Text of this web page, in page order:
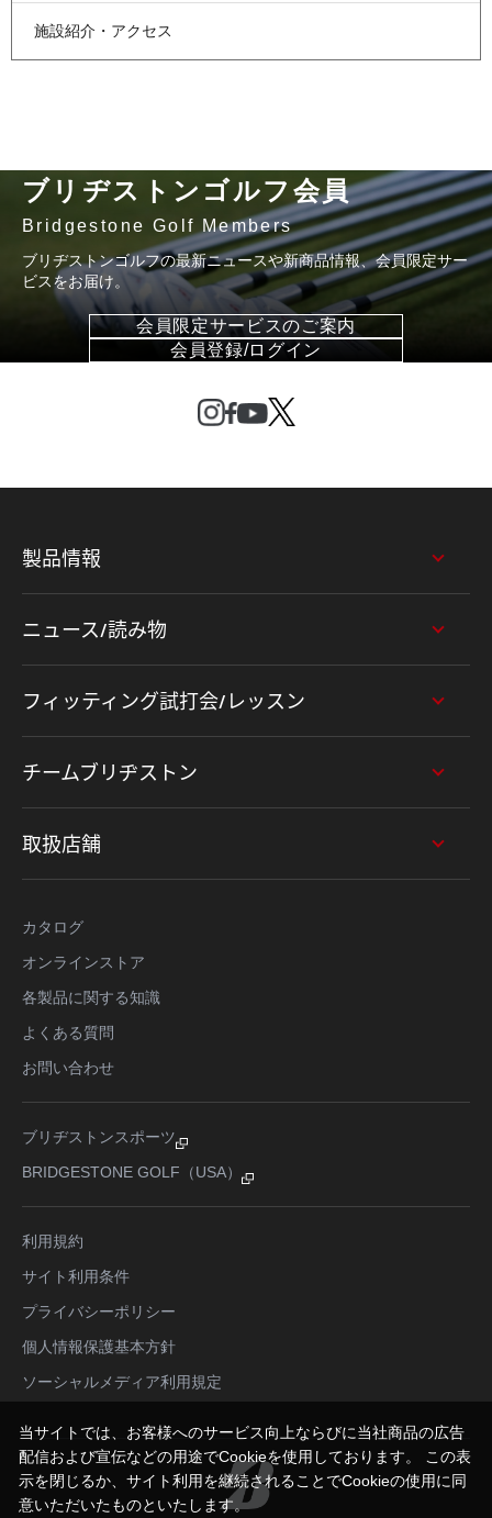
施設紹介・アクセス
ブリヂストンゴルフ会員
Bridgestone Golf Members
ブリヂストンゴルフの最新ニュースや新商品情報、会員限定サー
ビスをお届け。
会員限定サービスのご案内
会員登録/ログイン
製品情報
ニュース/読み物
フィッティング試打会/レッスン
チームブリヂストン
取扱店舗
カタログ
オンラインストア
各製品に関する知識
よくある質問
お問い合わせ
ブリヂストンスポーツ
BRIDGESTONE GOLF（USA）
利用規約
サイト利用条件
プライバシーポリシー
個人情報保護基本方針
ソーシャルメディア利用規定
当サイトでは、お客様へのサービス向上ならびに当社商品の広告
配信および宣伝などの用途でCookieを使用しております。 この表
示を閉じるか、サイト利用を継続されることでCookieの使用に同
意いただいたものといたします。